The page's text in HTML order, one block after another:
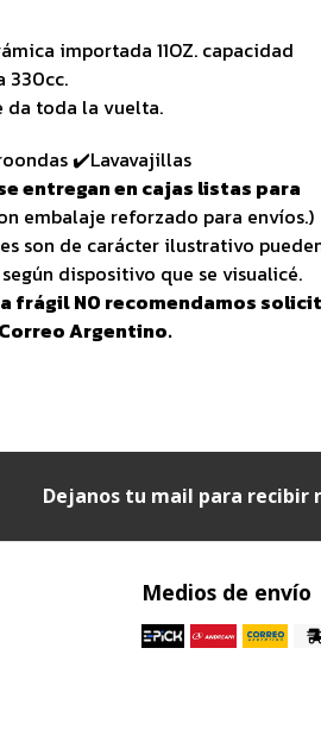
importada 11OZ. capacidad
330cc.
da toda la vuelta.
✔️Lavavajillas
entregan en cajas listas para
embalaje reforzado para envíos.)
son de carácter ilustrativo
dispositivo que se visualicé.
frágil NO recomendamos
Argentino.
Dejanos tu mail para recibir
Medios de envío